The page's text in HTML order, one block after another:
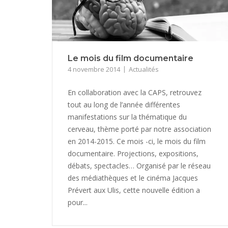
Le mois du film documentaire
4 novembre 2014 Actualités
En collaboration avec la CAPS, retrouvez
tout au long de l’année différentes
manifestations sur la thématique du
cerveau, thème porté par notre association
en 2014-2015. Ce mois -ci, le mois du film
documentaire. Projections, expositions,
débats, spectacles… Organisé par le réseau
des médiathèques et le cinéma Jacques
Prévert aux Ulis, cette nouvelle édition a
pour...